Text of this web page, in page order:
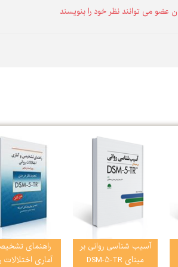
عضو می توانند نظر خود را بنویسند
آسیب شناسی روانی بر
مبنای DSM-5-TR
راهنمای
آماری اختلالات